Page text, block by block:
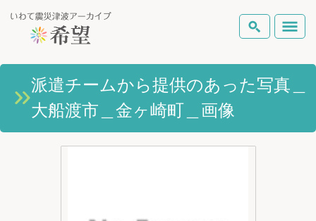
いわて震災津波アーカイブとは
岩手県の被害状況
検索
派遣チームから提供のあった写真＿
大船渡市＿金ヶ崎町＿画像